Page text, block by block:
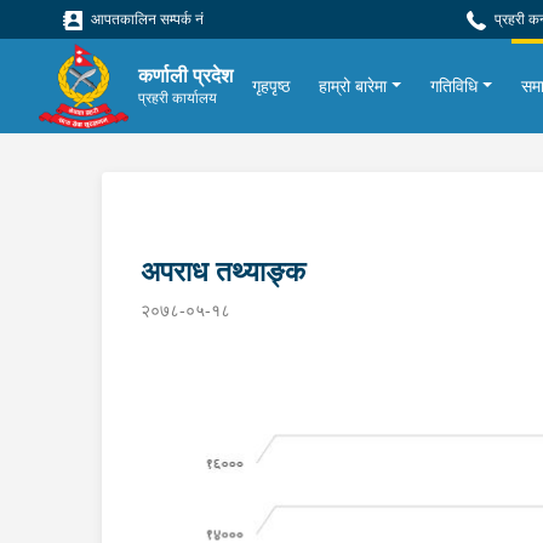
आपतकालिन सम्पर्क नं प्रहरी
कर्णाली प्रदेश
प्रहरी कार्यालय
गृहपृष्ठ हाम्रो बारेमा गतिविधि
अपराध तथ्याङ्क
२०७८-०५-१८